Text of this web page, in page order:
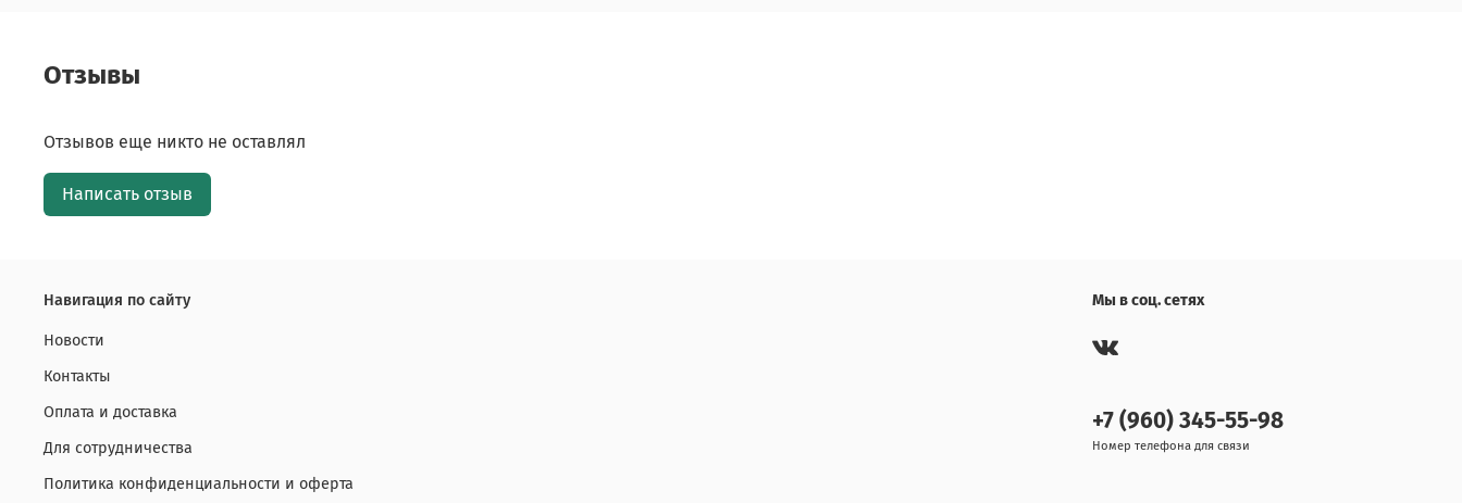
Отзывы
Отзывов еще никто не оставлял
Написать отзыв
Навигация по сайту
Новости
Контакты
Оплата и доставка
Для сотрудничества
Политика конфиденциальности и оферта
Мы в соц. сетях
+7 (960) 345-55-98
Номер телефона для связи